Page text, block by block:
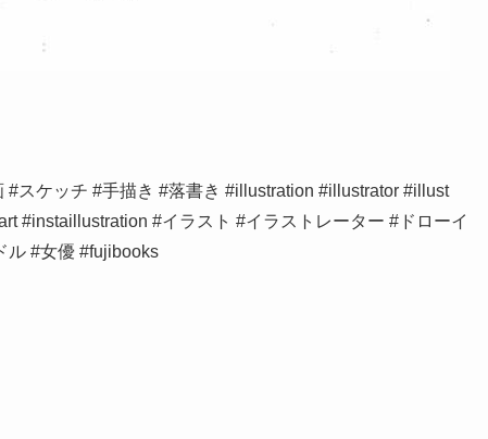
スケッチ #手描き #落書き #illustration #illustrator #illust
#instaillustration #イラスト #イラストレーター #ドローイ
ル #女優 #fujibooks